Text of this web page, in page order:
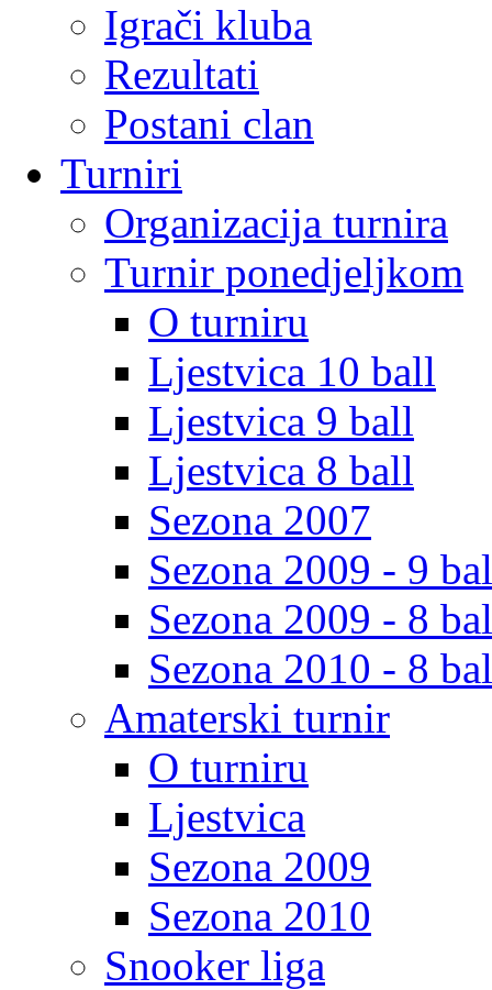
Igrači kluba
Rezultati
Postani clan
Turniri
Organizacija turnira
Turnir ponedjeljkom
O turniru
Ljestvica 10 ball
Ljestvica 9 ball
Ljestvica 8 ball
Sezona 2007
Sezona 2009 - 9
Sezona 2009 - 8
Sezona 2010 - 8
Amaterski turnir
O turniru
Ljestvica
Sezona 2009
Sezona 2010
Snooker liga